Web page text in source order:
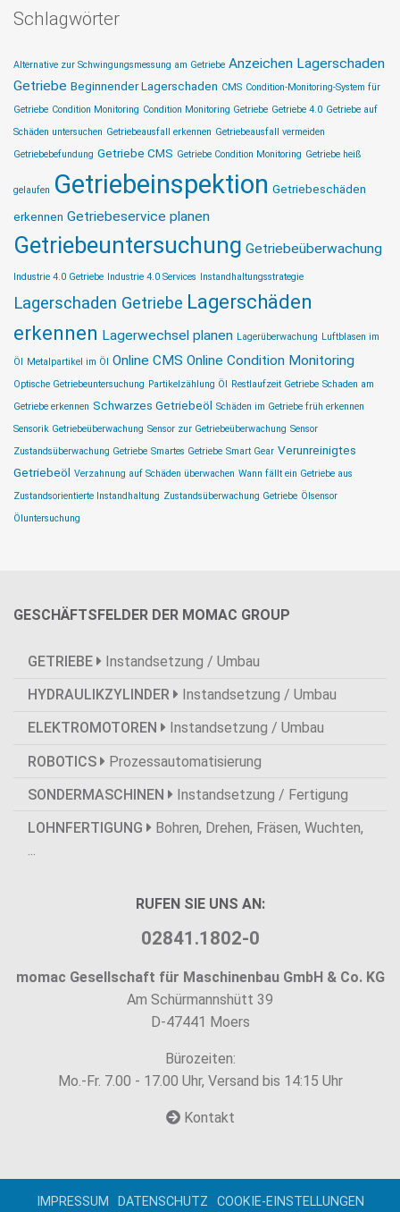
Schlagwörter
Alternative zur Schwingungsmessung am Getriebe Anzeichen Lagerschaden
Getriebe Beginnender Lagerschaden CMS Condition-Monitoring-System für
Getriebe Condition Monitoring Condition Monitoring Getriebe Getriebe 4.0 Getriebe auf
Schäden untersuchen Getriebeausfall erkennen Getriebeausfall vermeiden
Getriebebefundung Getriebe CMS Getriebe Condition Monitoring Getriebe heiß
gelaufen Getriebeinspektion Getriebeschäden
erkennen Getriebeservice planen
Getriebeuntersuchung Getriebeüberwachung
Industrie 4.0 Getriebe Industrie 4.0 Services Instandhaltungsstrategie
Lagerschaden Getriebe Lagerschäden
erkennen Lagerwechsel planen Lagerüberwachung Luftblasen im
Öl Metalpartikel im Öl Online CMS Online Condition Monitoring
Optische Getriebeuntersuchung Partikelzählung Öl Restlaufzeit Getriebe Schaden am
Getriebe erkennen Schwarzes Getriebeöl Schäden im Getriebe früh erkennen
Sensorik Getriebeüberwachung Sensor zur Getriebeüberwachung Sensor
Zustandsüberwachung Getriebe Smartes Getriebe Smart Gear Verunreinigtes
Getriebeöl Verzahnung auf Schäden überwachen Wann fällt ein Getriebe aus
Zustandsorientierte Instandhaltung Zustandsüberwachung Getriebe Ölsensor
Öluntersuchung
GESCHÄFTSFELDER DER MOMAC GROUP
GETRIEBE
Instandsetzung / Umbau
HYDRAULIKZYLINDER
Instandsetzung / Umbau
ELEKTROMOTOREN
Instandsetzung / Umbau
ROBOTICS
Prozessautomatisierung
SONDERMASCHINEN
Instandsetzung / Fertigung
LOHNFERTIGUNG
Bohren, Drehen, Fräsen, Wuchten,
...
RUFEN SIE UNS AN:
02841.1802-0
momac Gesellschaft für Maschinenbau GmbH & Co. KG
Am Schürmannshütt 39
D-47441 Moers
Bürozeiten:
Mo.-Fr. 7.00 - 17.00 Uhr, Versand bis 14:15 Uhr
Kontakt
IMPRESSUM DATENSCHUTZ COOKIE-EINSTELLUNGEN